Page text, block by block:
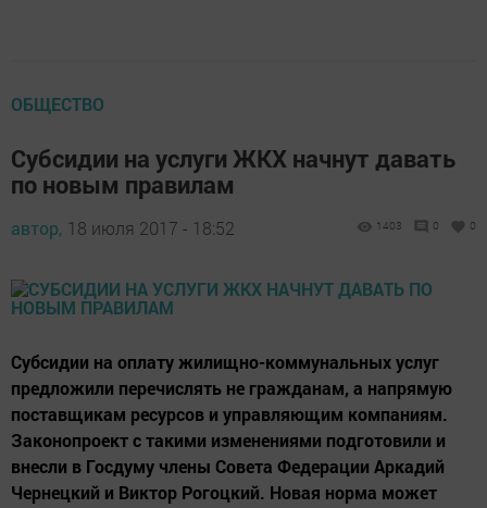
ОБЩЕСТВО
Субсидии на услуги ЖКХ начнут давать
по новым правилам
автор, 18 июля 2017 - 18:52 1403 0 0
Субсидии на оплату жилищно-коммунальных услуг
предложили перечислять не гражданам, а напрямую
поставщикам ресурсов и управляющим компаниям.
Законопроект с такими изменениями подготовили и
внесли в Госдуму члены Совета Федерации Аркадий
Чернецкий и Виктор Рогоцкий. Новая норма может